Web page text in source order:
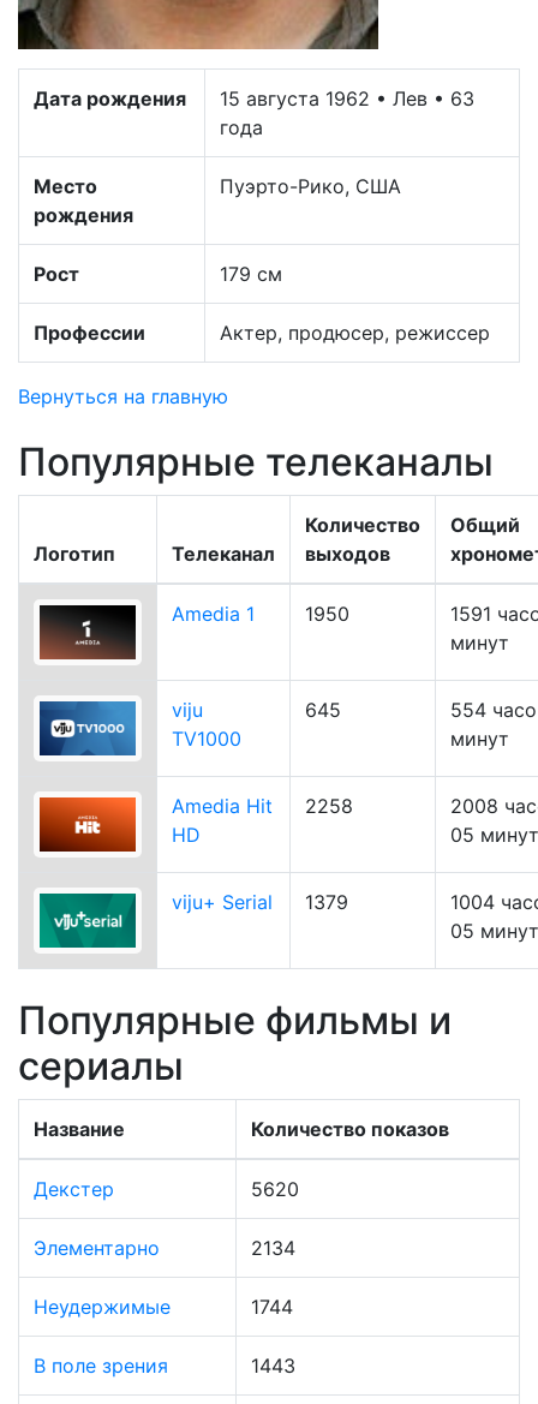
Дата рождения
15 августа 1962 • Лев • 63
года
Место
рождения
Пуэрто-Рико, США
Рост 179 см
Профессии Актер, продюсер, режиссер
Вернуться на главную
Популярные телеканалы
Логотип Телеканал
Количество
выходов
Общий
Amedia 1 1950
1591
минут
viju
TV1000
645
554
минут
Amedia Hit
HD
2258
2008
05 минут
viju+ Serial 1379
1004
05 минут
Популярные фильмы и
сериалы
Название Количество показов
Декстер 5620
Элементарно 2134
Неудержимые 1744
В поле зрения 1443